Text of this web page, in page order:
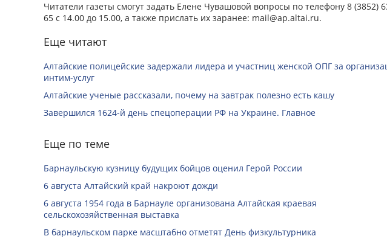
Читатели газеты смогут задать Елене Чувашовой вопросы по телефону 8 (3852)
65 с 14.00 до 15.00, а также прислать их заранее: mail@ap.altai.ru.
Еще читают
Алтайские полицейские задержали лидера и участниц женской ОПГ за
интим-услуг
Алтайские ученые рассказали, почему на завтрак полезно есть кашу
Завершился 1624-й день спецоперации РФ на Украине. Главное
Еще по теме
Барнаульскую кузницу будущих бойцов оценил Герой России
6 августа Алтайский край накроют дожди
6 августа 1954 года в Барнауле организована Алтайская краевая
сельскохозяйственная выставка
В барнаульском парке масштабно отметят День физкультурника